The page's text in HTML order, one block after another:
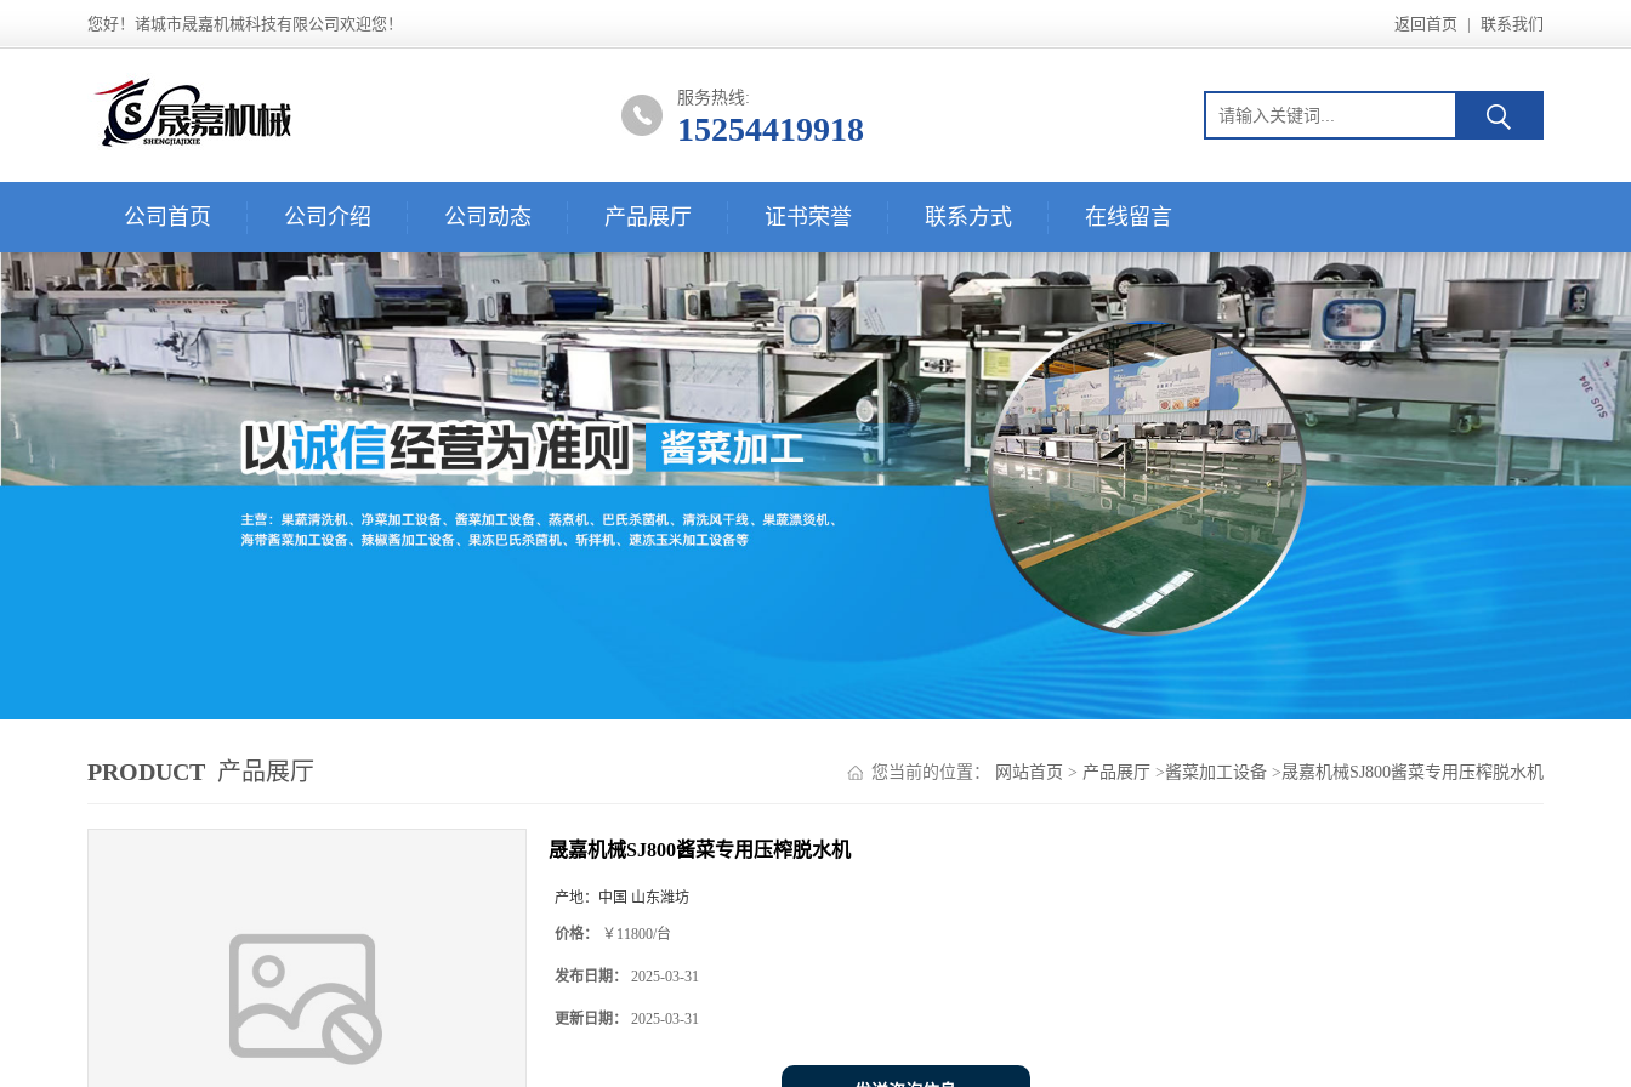
您好！诸城市晟嘉机械科技有限公司欢迎您！ 返回首页 | 联系我们
服务热线:
15254419918
公司首页 公司介绍 公司动态 产品展厅 证书荣誉 联系方式 在线留言
PRODUCT 产品展厅 您当前的位置： 网站首页 > 产品展厅 >酱菜加工设备 >晟嘉机械SJ800酱菜专用压榨脱水机
晟嘉机械SJ800酱菜专用压榨脱水机
产地： 中国 山东潍坊
价格： ￥11800/台
发布日期： 2025-03-31
更新日期： 2025-03-31